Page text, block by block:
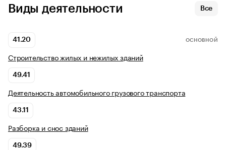
Виды деятельности Все
41.20 ОСНОВНОЙ
Строительство жилых и нежилых зданий
49.41
Деятельность автомобильного грузового транспорта
43.11
Разборка и снос зданий
49.39